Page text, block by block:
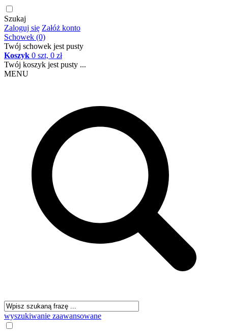
Szukaj
Zaloguj się Załóż konto
Schowek (0)
Twój schowek jest pusty
Koszyk 0 szt, 0 zł
Twój koszyk jest pusty ...
MENU
wyszukiwanie zaawansowane